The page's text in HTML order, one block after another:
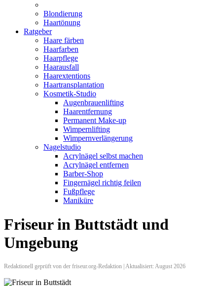
Blondierung
Haartönung
Ratgeber
Haare färben
Haarfarben
Haarpflege
Haarausfall
Haarextentions
Haartransplantation
Kosmetik-Studio
Augenbrauenlifting
Haarentfernung
Permanent Make-up
Wimpernlifting
Wimpernverlängerung
Nagelstudio
Acrylnägel selbst machen
Acrylnägel entfernen
Barber-Shop
Fingernägel richtig feilen
Fußpflege
Maniküre
Friseur in Buttstädt und
Umgebung
Redaktionell geprüft von der friseur.org-Redaktion | Aktualisiert: August 2026